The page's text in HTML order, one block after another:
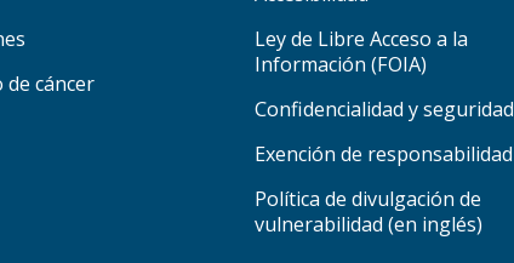
de cáncer
Ley de Libre Acceso a la
Información (FOIA)
Confidencialidad y seguridad
Exención de responsabilidad
Política de divulgación de
vulnerabilidad (en inglés)